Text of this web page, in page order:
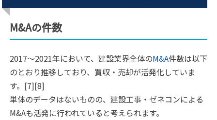
M&Aの件数
2017〜2021年において、建設業界全体のM&A件数は以下
のとおり推移しており、買収・売却が活発化していま
す。[7][8]
単体のデータはないものの、建設工事・ゼネコンによる
M&Aも活発に行われていると考えられます。